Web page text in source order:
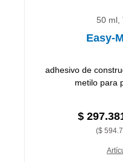
50 ml,
Easy-
adhesivo de
metilo para
$
($